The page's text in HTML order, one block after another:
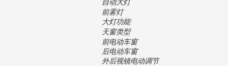
前雾灯
大灯功能
天窗类型
前电动车窗
后电动车窗
外后视镜电动调节